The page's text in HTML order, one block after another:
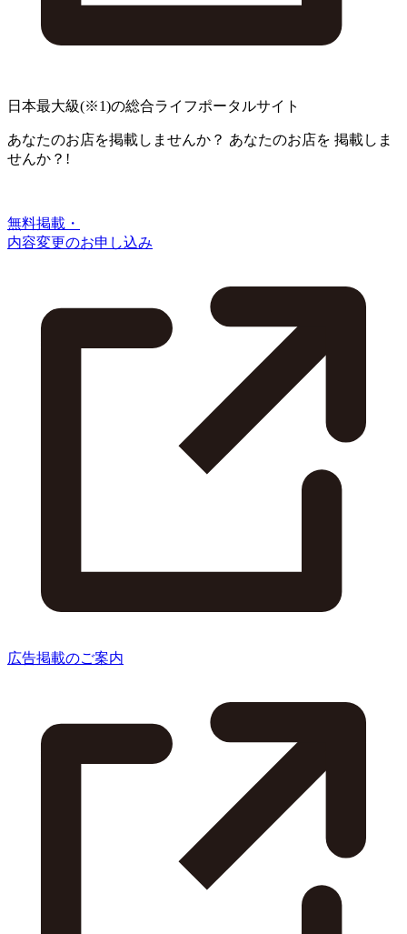
日本最大級(※1)の総合ライフポータルサイト
あなたのお店を掲載しませんか？ あなたのお店を 掲載しま
せんか？!
無料掲載・
内容変更のお申し込み
広告掲載のご案内